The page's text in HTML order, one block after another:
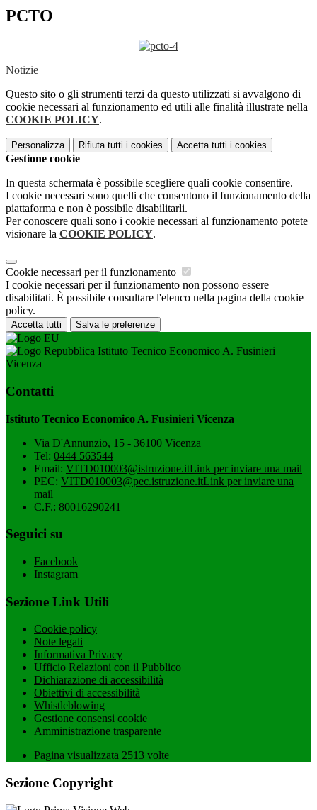
PCTO
Notizie
Questo sito o gli strumenti terzi da questo utilizzati si avvalgono di
cookie necessari al funzionamento ed utili alle finalità illustrate nella
COOKIE POLICY.
Personalizza Rifiuta tutti i cookies Accetta tutti i cookies
Gestione cookie
In questa schermata è possibile scegliere quali cookie consentire.
I cookie necessari sono quelli che consentono il funzionamento della
piattaforma e non è possibile disabilitarli.
Per conoscere quali sono i cookie necessari al funzionamento potete
visionare la COOKIE POLICY.
Cookie necessari per il funzionamento
I cookie necessari per il funzionamento non possono essere
disabilitati. È possibile consultare l'elenco nella pagina della cookie
policy.
Accetta tutti Salva le preferenze
Istituto Tecnico Economico A. Fusinieri
Vicenza
Contatti
Istituto Tecnico Economico A. Fusinieri Vicenza
Via D'Annunzio, 15 - 36100 Vicenza
Tel: 0444 563544
Email: VITD010003@istruzione.itLink per inviare una mail
PEC: VITD010003@pec.istruzione.itLink per inviare una
mail
C.F.: 80016290241
Seguici su
Facebook
Instagram
Sezione Link Utili
Cookie policy
Note legali
Informativa Privacy
Ufficio Relazioni con il Pubblico
Dichiarazione di accessibilità
Obiettivi di accessibilità
Whistleblowing
Gestione consensi cookie
Amministrazione trasparente
Pagina visualizzata 2513 volte
Sezione Copyright